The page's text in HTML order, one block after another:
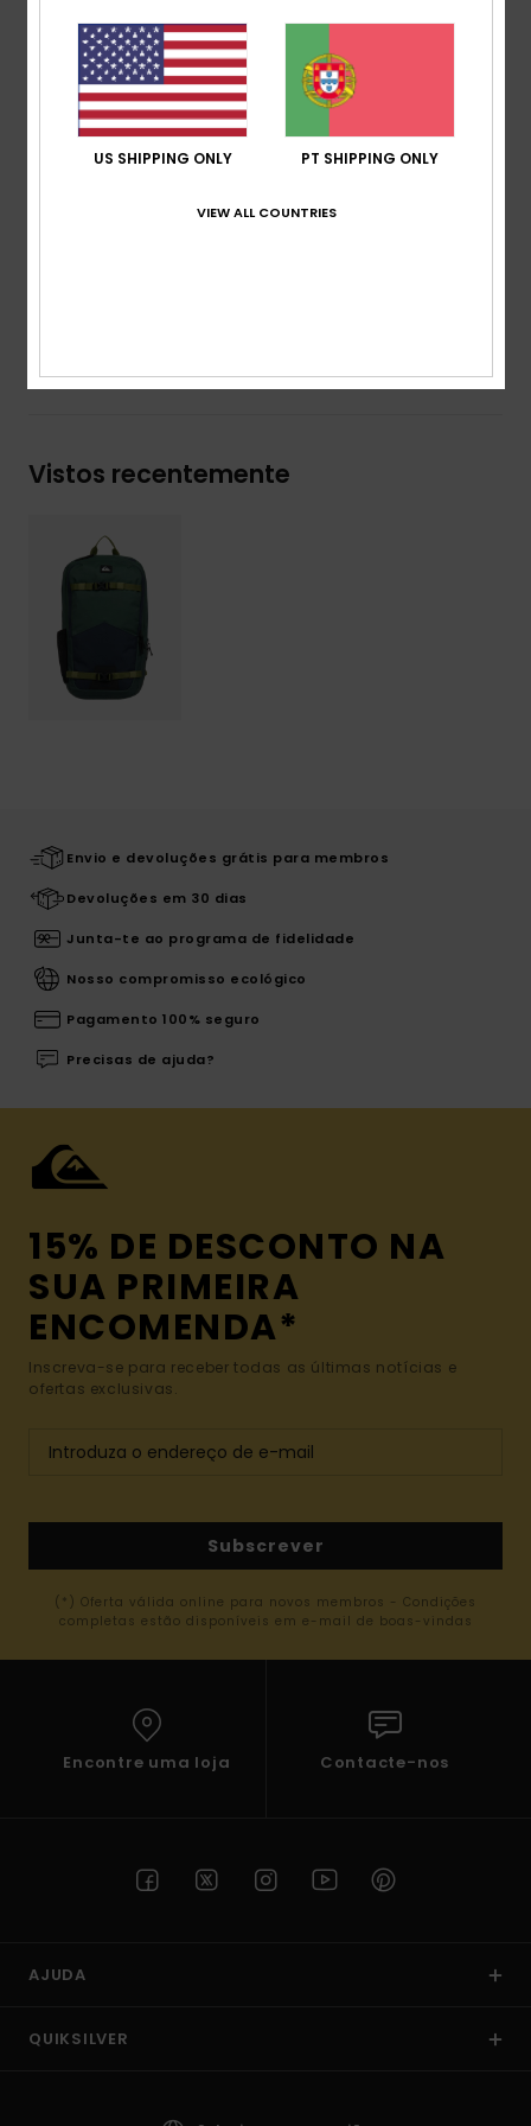
Alça para o esterno ajustável
Painel de malha respirável confortável
Características:sistema vertical de transporte de
snowboard
Sistema de transporte de esqui vertical
Compartimento de emergência para pá e sonda
Envio& Devoluciones
Vistos recentemente
Envio e devoluções grátis para membros
Devoluções em 30 dias
Junta-te ao programa de fidelidade
Nosso compromisso ecológico
Pagamento 100% seguro
Precisas de ajuda?
15% DE DESCONTO NA
SUA PRIMEIRA
ENCOMENDA*
Inscreva-se para receber todas as últimas notícias e
ofertas exclusivas.
Subscrever
(*) Oferta válida online para novos membros - Condições
completas estão disponíveis em e-mail de boas-vindas
Encontre uma loja Contacte-nos
AJUDA
QUIKSILVER
US SHIPPING ONLY PT SHIPPING ONLY
VIEW ALL COUNTRIES